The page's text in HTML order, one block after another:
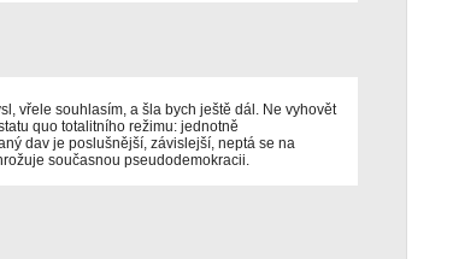
vřele souhlasím, a šla bych ještě dál. Ne vyhovět
quo totalitního režimu: jednotně
dav je poslušnější, závislejší, neptá se na
současnou pseudodemokracii.